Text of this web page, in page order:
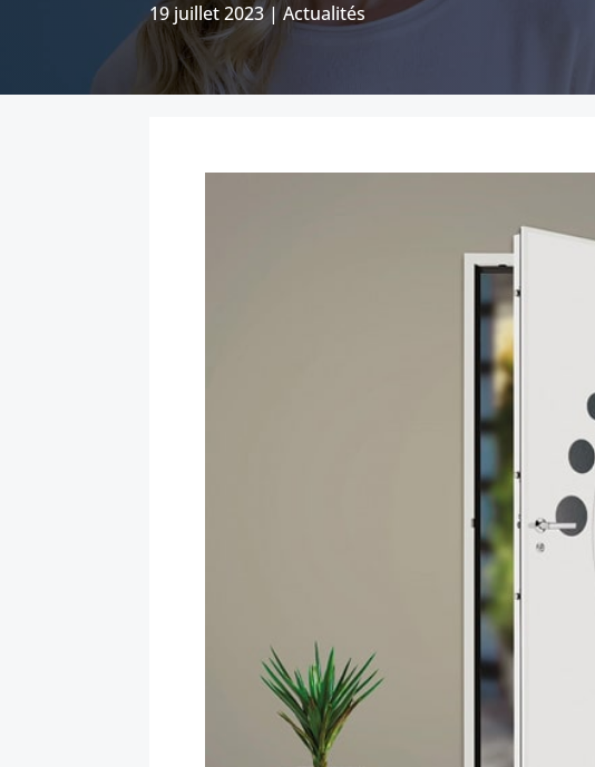
19 juillet 2023|Actualités